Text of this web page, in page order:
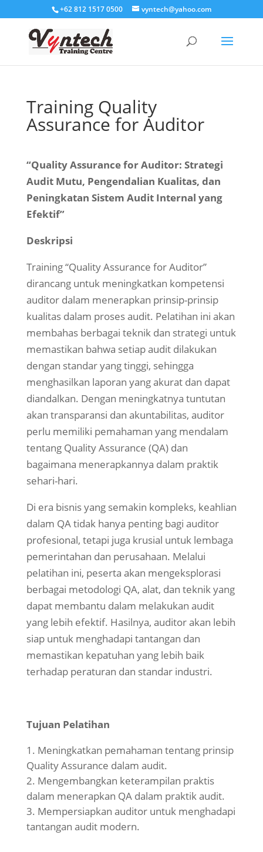
+62 812 1517 0500 vyntech@yahoo.com
Training Quality
Assurance for Auditor
“Quality Assurance for Auditor: Strategi
Audit Mutu, Pengendalian Kualitas, dan
Peningkatan Sistem Audit Internal yang
Efektif”
Deskripsi
Training “Quality Assurance for Auditor”
dirancang untuk meningkatkan kompetensi
auditor dalam menerapkan prinsip-prinsip
kualitas dalam proses audit. Pelatihan ini akan
membahas berbagai teknik dan strategi untuk
memastikan bahwa setiap audit dilakukan
dengan standar yang tinggi, sehingga
menghasilkan laporan yang akurat dan dapat
diandalkan. Dengan meningkatnya tuntutan
akan transparansi dan akuntabilitas, auditor
perlu memiliki pemahaman yang mendalam
tentang Quality Assurance (QA) dan
bagaimana menerapkannya dalam praktik
sehari-hari.
Di era bisnis yang semakin kompleks, keahlian
dalam QA tidak hanya penting bagi auditor
profesional, tetapi juga krusial untuk lembaga
pemerintahan dan perusahaan. Melalui
pelatihan ini, peserta akan mengeksplorasi
berbagai metodologi QA, alat, dan teknik yang
dapat membantu dalam melakukan audit
yang lebih efektif. Hasilnya, auditor akan lebih
siap untuk menghadapi tantangan dan
memastikan kepatuhan yang lebih baik
terhadap peraturan dan standar industri.
Tujuan Pelatihan
Meningkatkan pemahaman tentang prinsip
Quality Assurance dalam audit.
Mengembangkan keterampilan praktis
dalam menerapkan QA dalam praktik audit.
Mempersiapkan auditor untuk menghadapi
tantangan audit modern.